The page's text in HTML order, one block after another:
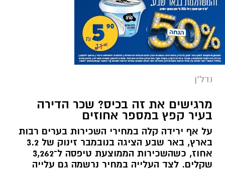
נדל"ן
מרגישים את זה בכיס? שכר הדירה
בעיר קפץ במספר אחוזים
על אף ירידה קלה במחירי השכירות בערים רבות
בארץ, באר שבע הציגה בנובמבר זינוק של 3.2
אחוז, כשהשכירות הממוצעת טיפסה ל־3,262
שקלים. לצד העלייה במחיר נרשמה גם עלייה